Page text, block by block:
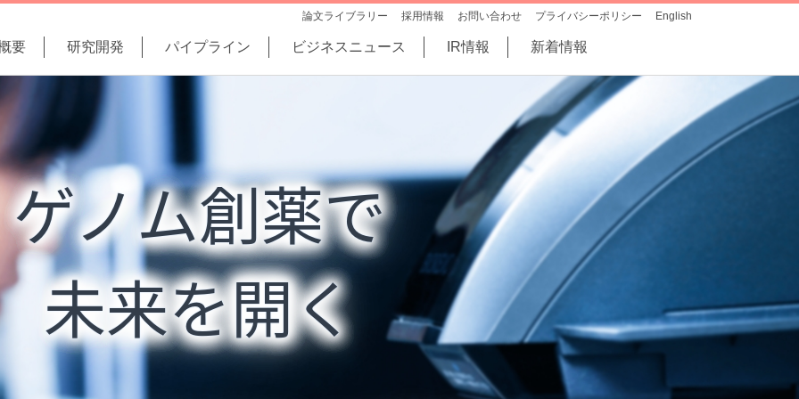
論文ライブラリー 採用情報 お問い合わせ プライバシーポリシー English
要 研究開発 パイプライン ビジネスニュース IR情報 新着情報
ゲノム創薬で
未来を開く